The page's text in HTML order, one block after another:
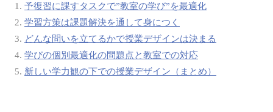
予復習に課すタスクで”教室の学び”を最適化
学習方策は課題解決を通して身につく
どんな問いを立てるかで授業デザインは決まる
学びの個別最適化の問題点と教室での対応
新しい学力観の下での授業デザイン（まとめ）